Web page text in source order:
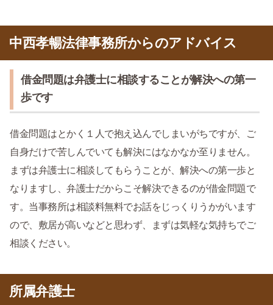
中西孝暢法律事務所からのアドバイス
借金問題は弁護士に相談することが解決への第一
歩です
借金問題はとかく１人で抱え込んでしまいがちですが、ご
自身だけで苦しんでいても解決にはなかなか至りません。
まずは弁護士に相談してもらうことが、解決への第一歩と
なりますし、弁護士だからこそ解決できるのが借金問題で
す。当事務所は相談料無料でお話をじっくりうかがいます
ので、敷居が高いなどと思わず、まずは気軽な気持ちでご
相談ください。
所属弁護士